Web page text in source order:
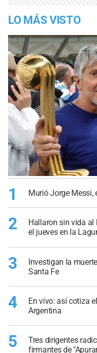
LO MÁS VISTO
1 Murió Jorge Messi,
2
Hallaron sin vida
el jueves en la
3
Investigan la
Santa Fe
4
En vivo: así cotiza
Argentina
5
Tres dirigentes
firmantes de